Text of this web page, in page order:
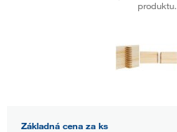
produktu.
Základná cena za ks